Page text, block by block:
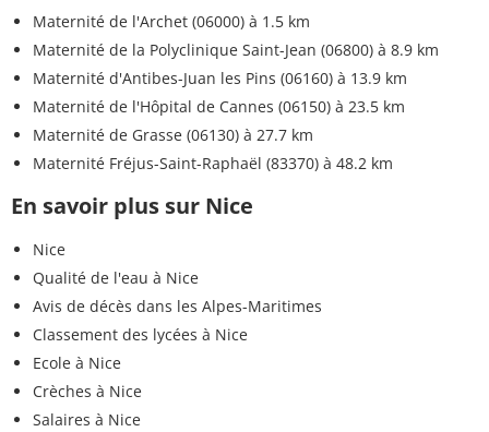
Maternité de l'Archet (06000) à 1.5 km
Maternité de la Polyclinique Saint-Jean (06800) à 8.9 km
Maternité d'Antibes-Juan les Pins (06160) à 13.9 km
Maternité de l'Hôpital de Cannes (06150) à 23.5 km
Maternité de Grasse (06130) à 27.7 km
Maternité Fréjus-Saint-Raphaël (83370) à 48.2 km
En savoir plus sur Nice
Nice
Qualité de l'eau à Nice
Avis de décès dans les Alpes-Maritimes
Classement des lycées à Nice
Ecole à Nice
Crèches à Nice
Salaires à Nice